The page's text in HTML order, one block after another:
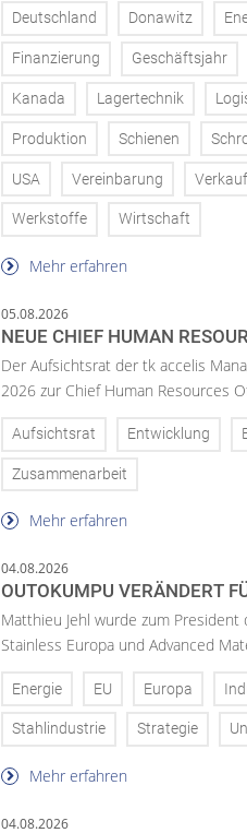
Deutschland Donawitz
Finanzierung Geschäftsjahr
Kanada Lagertechnik
Produktion Schienen
USA Vereinbarung Verkauf
Werkstoffe Wirtschaft
Mehr erfahren
05.08.2026
NEUE CHIEF HUMAN
Der Aufsichtsrat der tk accelis
2026 zur Chief Human Resources
Aufsichtsrat Entwicklung
Zusammenarbeit
Mehr erfahren
04.08.2026
OUTOKUMPU VERÄNDERT
Matthieu Jehl wurde zum
Stainless Europa und Advanced
Energie EU Europa
Stahlindustrie Strategie
Mehr erfahren
04.08.2026